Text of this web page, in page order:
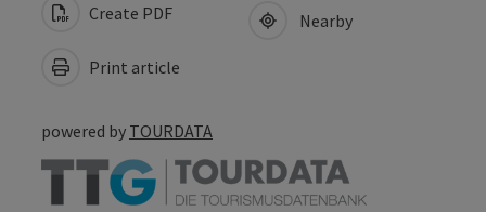
Create PDF
Print article
Nearby
powered by TOURDATA